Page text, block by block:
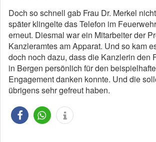
Doch so schnell gab Frau Dr. Merkel
später klingelte das Telefon im
erneut. Diesmal war ein Mitarbeiter der
Kanzleramtes am Apparat. Und so kam
doch noch dazu, dass die Kanzlerin den
in Bergen persönlich für den
Engagement danken konnte. Und die
übrigens sehr gefreut haben.